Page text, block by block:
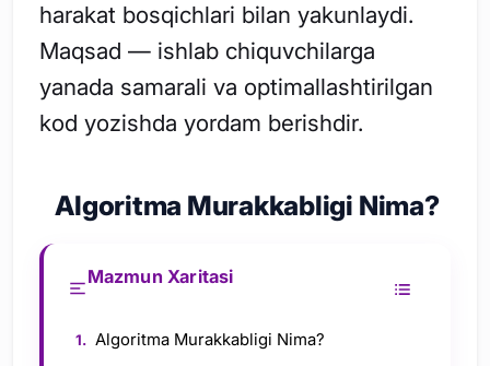
harakat bosqichlari bilan yakunlaydi.
Maqsad — ishlab chiquvchilarga
yanada samarali va optimallashtirilgan
kod yozishda yordam berishdir.
Algoritma Murakkabligi Nima?
Mazmun Xaritasi
Algoritma Murakkabligi Nima?